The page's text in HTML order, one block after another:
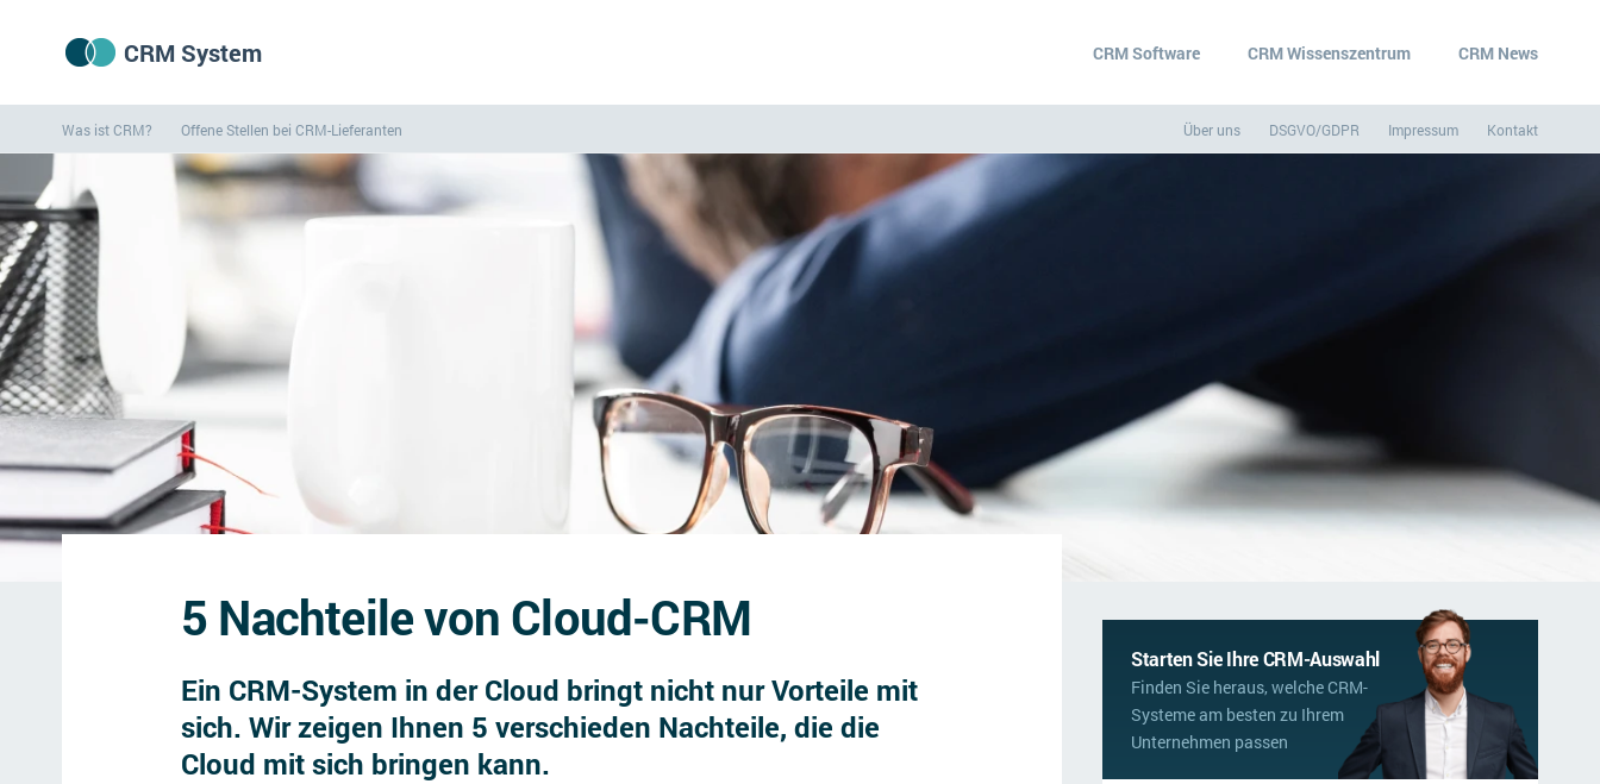
CRM System CRM Software CRM Wissenszentrum CRM News
Was ist CRM? Offene Stellen bei CRM-Lieferanten Über uns DSGVO/GDPR Impressum Kontakt
5 Nachteile von Cloud-CRM
Ein CRM-System in der Cloud bringt nicht nur Vorteile mit
sich. Wir zeigen Ihnen 5 verschieden Nachteile, die die
Cloud mit sich bringen kann.
Starten Sie Ihre CRM-Auswahl
Finden Sie heraus, welche CRM-
Systeme am besten zu Ihrem
Unternehmen passen